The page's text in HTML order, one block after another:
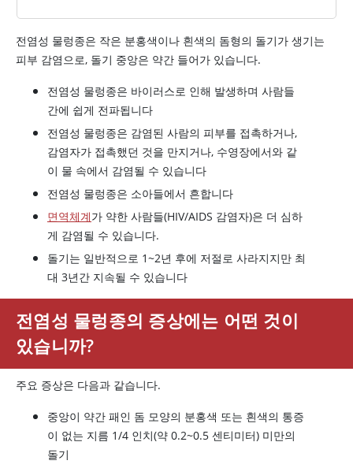
전염성 물렁종은 작은 분홍색이나 흰색의 돔형의 돌기가 생기는
피부 감염으로, 돌기 중앙은 약간 들어가 있습니다.
전염성 물렁종은 바이러스로 인해 발생하며 사람들
간에 쉽게 전파됩니다
전염성 물렁종은 감염된 사람의 피부를 접촉하거나,
감염자가 접촉했던 것을 만지거나, 수영장에서와 같
이 물 속에서 감염될 수 있습니다
전염성 물렁종은 소아들에서 흔합니다
면역체계가 약한 사람들(HIV/AIDS 감염자)은 더 심하
게 감염될 수 있습니다.
돌기는 일반적으로 1~2년 후에 저절로 사라지지만 최
대 3년간 지속될 수 있습니다
전염성 물렁종의 증상에는 어떤 것이
있습니까?
주요 증상은 다음과 같습니다.
중앙이 약간 패인 돔 모양의 분홍색 또는 흰색의 통증
이 없는 지름 1/4 인치(약 0.2~0.5 센티미터) 미만의
돌기